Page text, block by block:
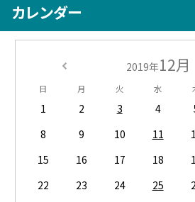
カレンダー
2019年12月
日 月 火 水
1 2 3 4
8
9 10 11
15
16 17 18
22
23 24 25